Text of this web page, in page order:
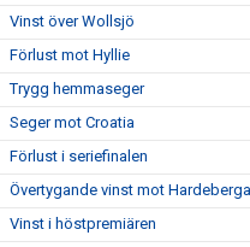
Vinst över Wollsjö
Förlust mot Hyllie
Trygg hemmaseger
Seger mot Croatia
Förlust i seriefinalen
Övertygande vinst mot
Vinst i höstpremiären